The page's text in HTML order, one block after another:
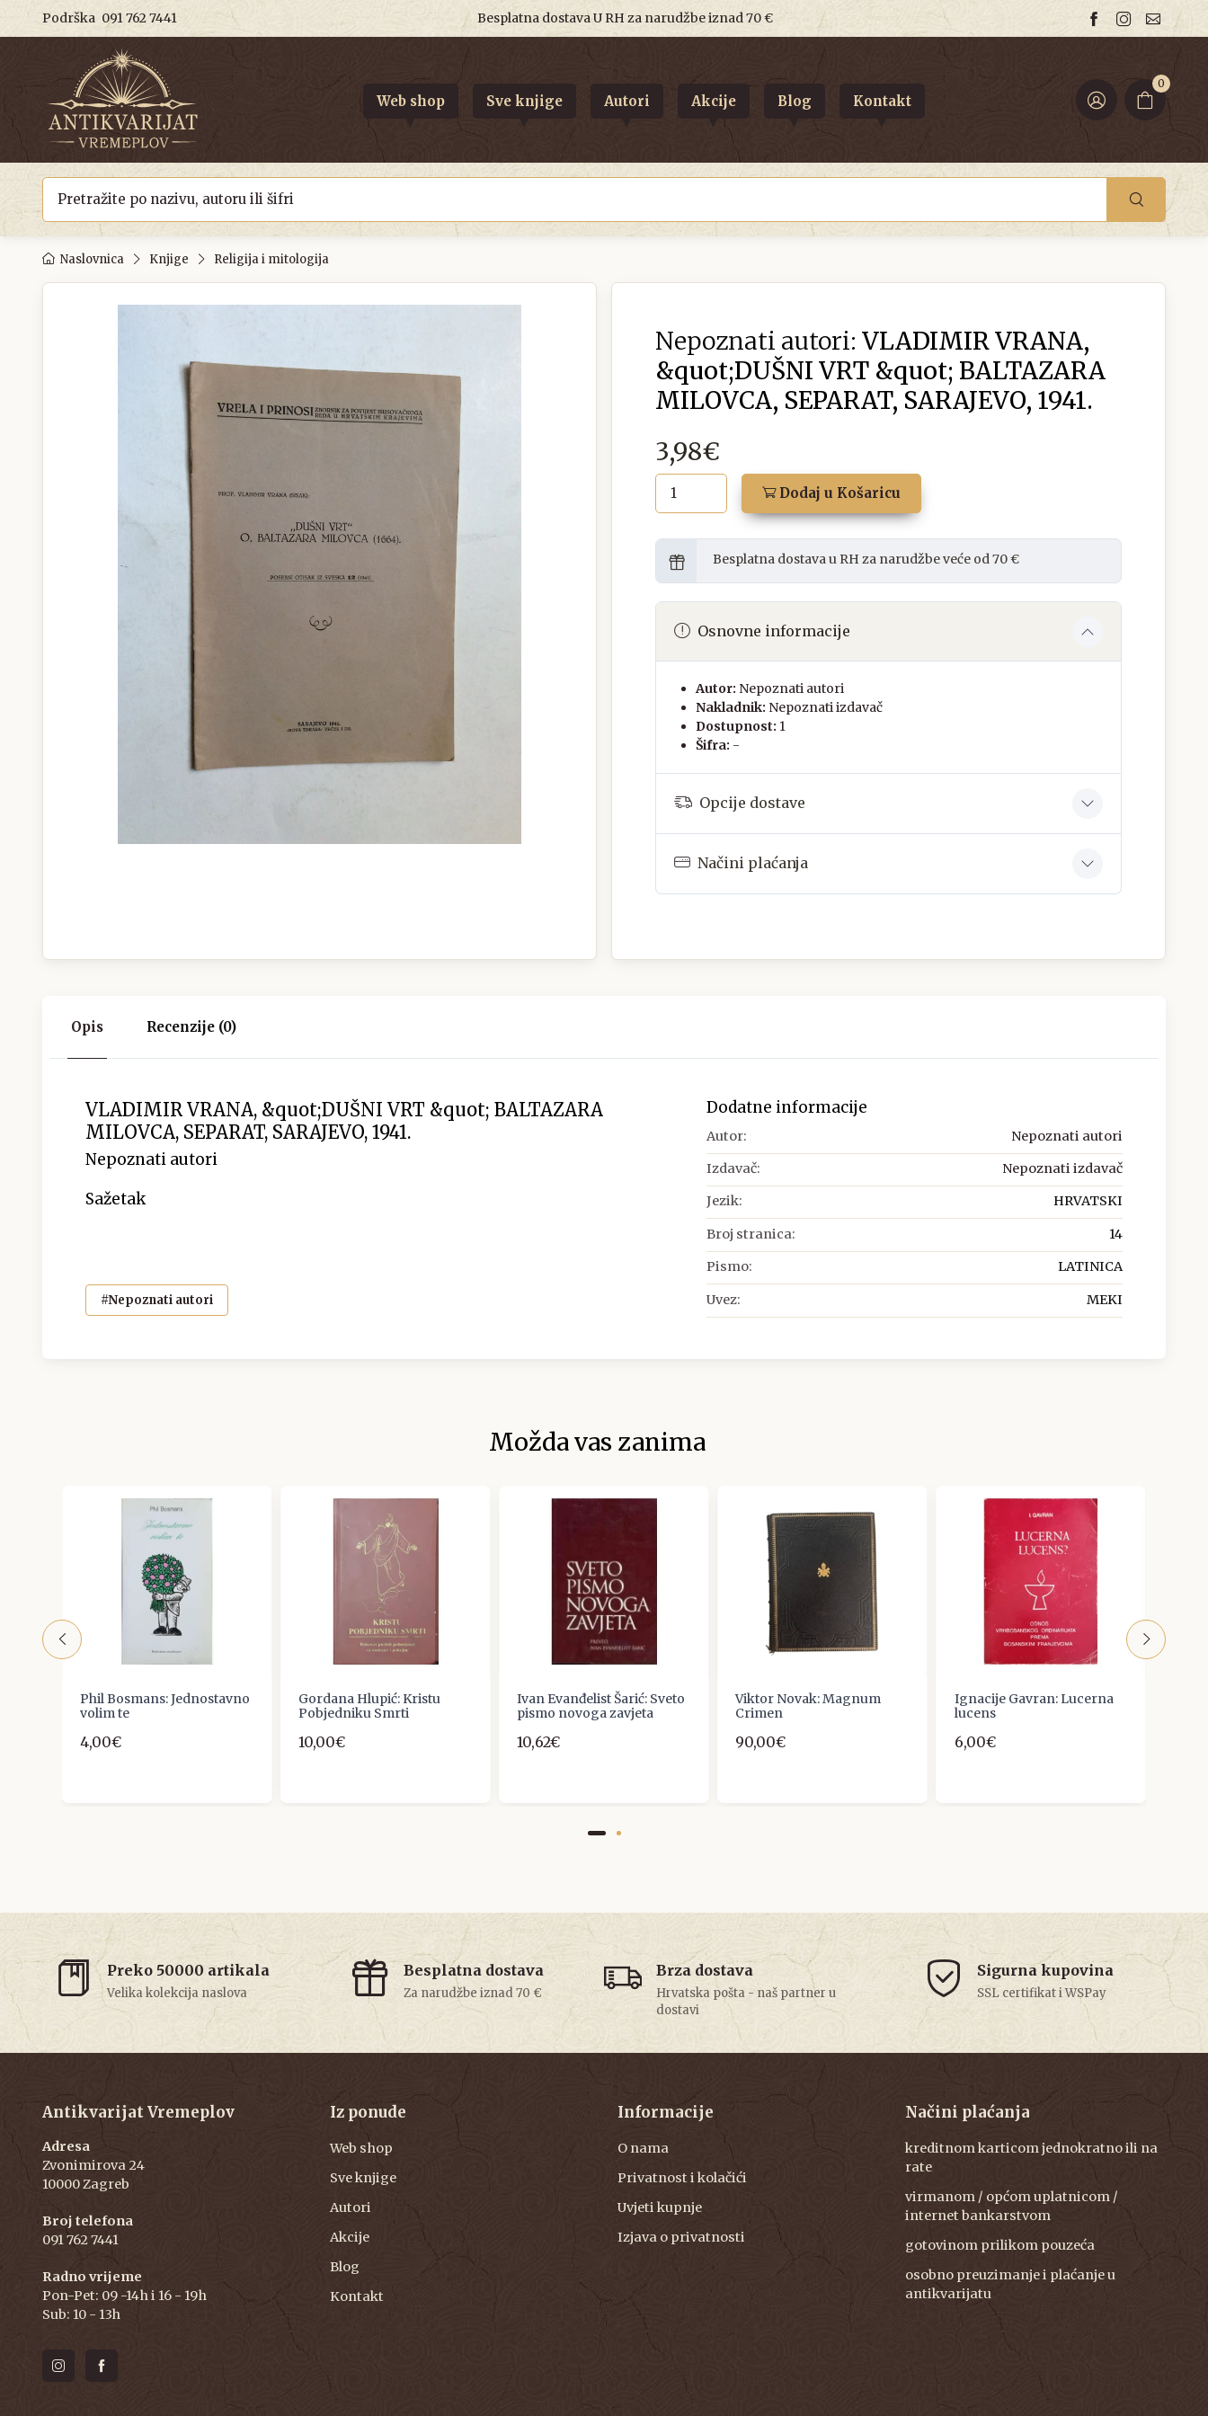
Podrška 091 762 7441 Besplatna dostava U RH za narudžbe iznad 70 €
0
Web shop Sve knjige Autori Akcije Blog Kontakt
Naslovnica Knjige Religija i mitologija
Nepoznati autori: VLADIMIR VRANA,
&quot;DUŠNI VRT &quot; BALTAZARA
MILOVCA, SEPARAT, SARAJEVO, 1941.
3,98€
Dodaj u Košaricu
Besplatna dostava u RH za narudžbe veće od 70 €
Osnovne informacije
Autor: Nepoznati autori
Nakladnik: Nepoznati izdavač
Dostupnost: 1
Šifra: -
Opcije dostave
Načini plaćanja
Opis Recenzije (0)
VLADIMIR VRANA, &quot;DUŠNI VRT &quot; BALTAZARA
MILOVCA, SEPARAT, SARAJEVO, 1941.
Nepoznati autori
Sažetak
#Nepoznati autori
Dodatne informacije
Autor: Nepoznati autori
Izdavač: Nepoznati izdavač
Jezik: HRVATSKI
Broj stranica: 14
Pismo: LATINICA
Uvez: MEKI
Možda vas zanima
Phil Bosmans: Jednostavno
volim te
4,00€
Gordana Hlupić: Kristu
Pobjedniku Smrti
10,00€
Ivan Evanđelist Šarić: Sveto
pismo novoga zavjeta
10,62€
Viktor Novak: Magnum
Crimen
90,00€
Ignacije Gavran: Lucerna
lucens
6,00€
Preko 50000 artikala
Velika kolekcija naslova
Besplatna dostava
Za narudžbe iznad 70 €
Brza dostava
Hrvatska pošta - naš partner u
dostavi
Sigurna kupovina
SSL certifikat i WSPay
Antikvarijat Vremeplov
Adresa
Zvonimirova 24
10000 Zagreb
Broj telefona
091 762 7441
Radno vrijeme
Pon-Pet: 09 -14h i 16 - 19h
Sub: 10 - 13h
Iz ponude
Web shop
Sve knjige
Autori
Akcije
Blog
Kontakt
Informacije
O nama
Privatnost i kolačići
Uvjeti kupnje
Izjava o privatnosti
Načini plaćanja
kreditnom karticom jednokratno ili na
rate
virmanom / općom uplatnicom /
internet bankarstvom
gotovinom prilikom pouzeća
osobno preuzimanje i plaćanje u
antikvarijatu